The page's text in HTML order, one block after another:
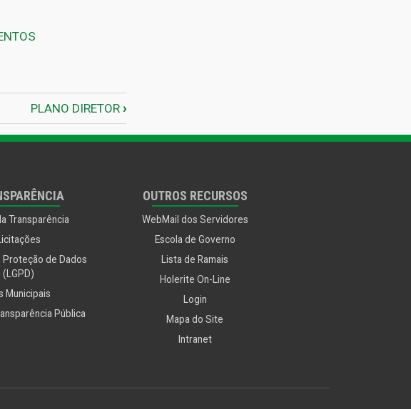
Planejamento, Habitação,
PLANO DIRETOR ›
Transparência
Licitações
Proteção de Dados
(LGPD)
Municipais
Pública
OUTROS RECURSOS
WebMail dos Servidores
Escola de Governo
Lista de Ramais
Holerite On-Line
Login
Mapa do Site
Intranet